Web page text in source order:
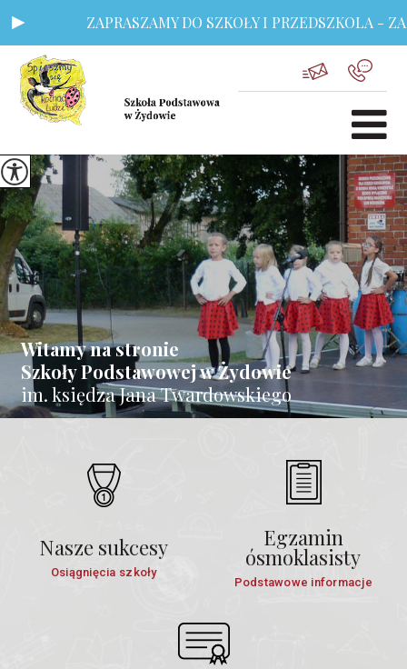
ZAPRASZAMY DO SZKOŁY I PRZEDSZKOLA -
Witamy na stronie
Szkoły Podstawowej w Żydowie
im. księdza Jana Twardowskiego
Nasze sukcesy
Osiągnięcia szkoły
Egzamin
ósmoklasisty
Podstawowe informacje